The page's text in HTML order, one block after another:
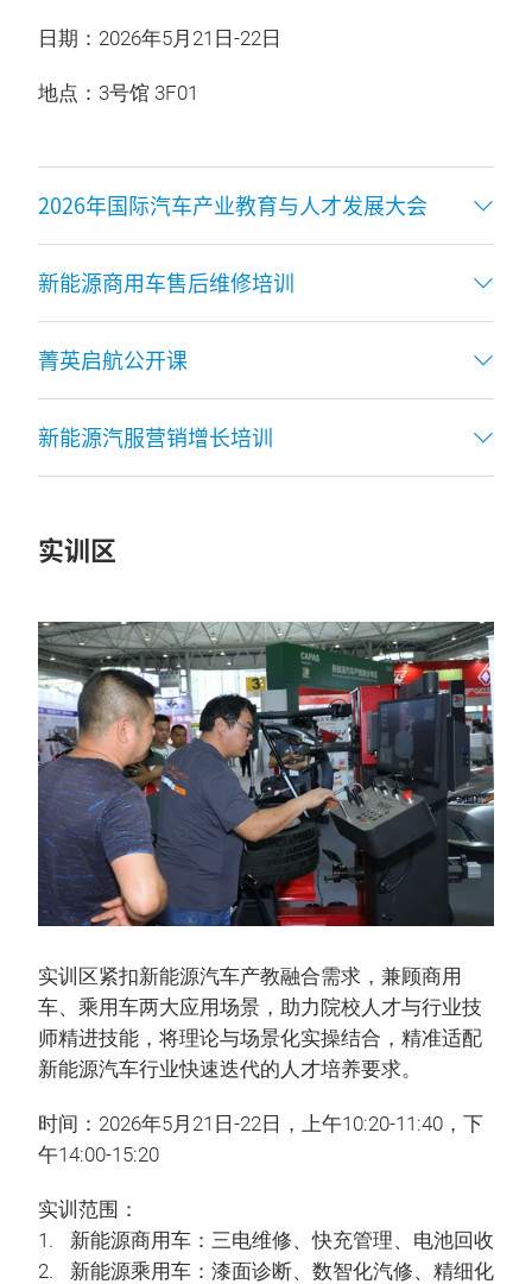
日期：2026年5月21日-22日
地点：3号馆 3F01
2026年国际汽车产业教育与人才发展大会
新能源商用车售后维修培训
菁英启航公开课
新能源汽服营销增长培训
实训区
实训区紧扣新能源汽车产教融合需求，兼顾商用
车、乘用车两大应用场景，助力院校人才与行业技
师精进技能，将理论与场景化实操结合，精准适配
新能源汽车行业快速迭代的人才培养要求。
时间：2026年5月21日-22日，上午10:20-11:40，下
午14:00-15:20
实训范围：
新能源商用车：三电维修、快充管理、电池回收
新能源乘用车：漆面诊断、数智化汽修、精细化